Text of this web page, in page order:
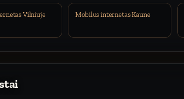
Vilniuje Mobilus internetas Kaune